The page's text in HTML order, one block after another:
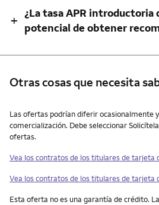
+ ¿La tasa APR introductoria
potencial de obtener
Otras cosas que necesita
Otras cosas que necesita saber
Las ofertas podrían diferir ocasionalmente
comercialización. Debe seleccionar
ofertas.
Vea los contratos de los titulares de tarjeta
Vea los contratos de los titulares de tarjeta
Esta oferta no es una garantía de crédito.